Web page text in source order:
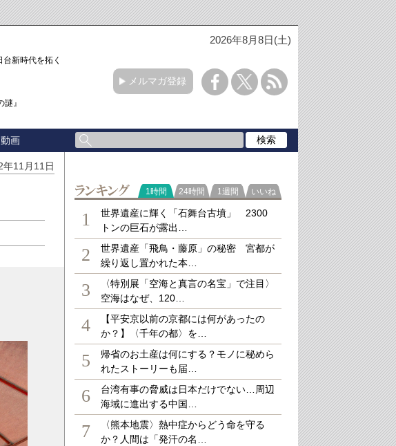
2026年8月8日(土)
新時代を拓く
』
メルマガ登録
動画
年11月11日
JETROのセミナーに参加した筆者
ラ
1時間 24時間 1週間 いいね
1
世界遺産に輝く「石舞台古墳」 2300
トンの巨石が露出…
2
世界遺産「飛鳥・藤原」の秘密 宮都が
繰り返し置かれた本…
3
〈特別展「空海と真言の名宝」で注目〉
空海はなぜ、120…
4
【平安京以前の京都には何があったの
か？】〈千年の都〉を…
5
帰省のお土産は何にする？モノに秘めら
れたストーリーも届…
6
台湾有事の脅威は日本だけでない…周辺
海域に進出する中国…
7
〈熊本地震〉熱中症からどう命を守る
か？人間は「発汗の名…